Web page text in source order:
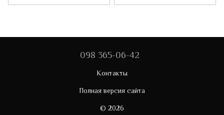
098 365-06-42
Контакты
Полная версия сайта
© 2026